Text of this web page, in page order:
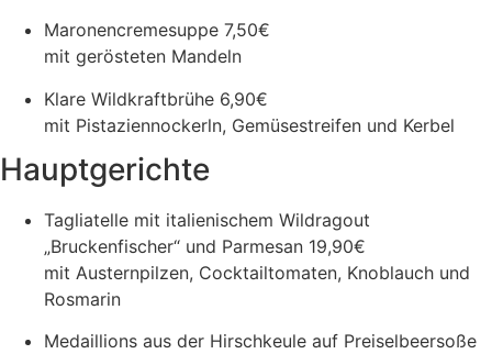
Maronencremesuppe 7,50€
mit gerösteten Mandeln
Klare Wildkraftbrühe 6,90€
mit Pistaziennockerln, Gemüsestreifen und Kerbel
Hauptgerichte
Tagliatelle mit italienischem Wildragout
„Bruckenfischer“ und Parmesan 19,90€
mit Austernpilzen, Cocktailtomaten, Knoblauch und
Rosmarin
Medaillions aus der Hirschkeule auf Preiselbeersoße